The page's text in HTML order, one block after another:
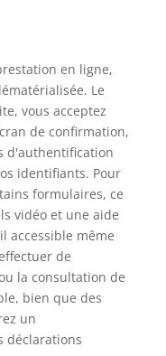
en ligne,
Le
vous acceptez
de confirmation,
d'authentification
identifiants. Pour
formulaires, ce
vidéo et une aide
accessible même
de
la consultation de
bien que des
un
déclarations